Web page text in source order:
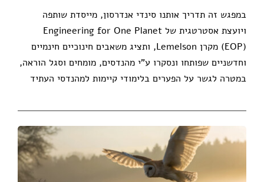
במפגש זה תדריך אותנו סינדי אנדרסון, מייסדת שותפה
ויועצת אסטרטגית של Engineering for One Planet
(EOP) מקרן Lemelson, ותציג משאבים חינוכיים חינמיים
וחדשניים שפותחו ונסקרו ע"י מהנדסים, מומחים וסגל הוראה,
במטרה לגשר על הפערים בלימודי קיימות למהנדסי העתיד